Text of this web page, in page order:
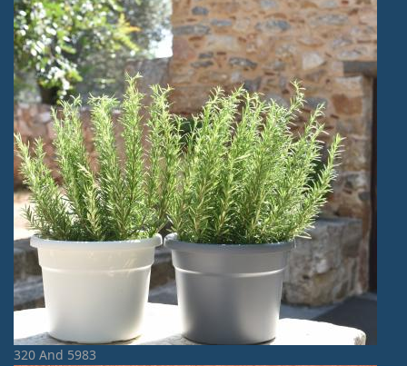
320 And 5983